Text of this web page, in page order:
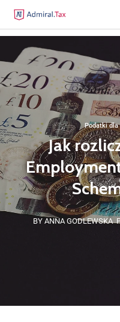
Podatki dla
Jak
BY ANNA GODLEWSKA